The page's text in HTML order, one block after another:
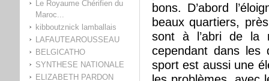
Le Royaume Chérifien du
Maroc...
kibboutznick lamballais
LAFAUTEAROUSSEAU
BELGICATHO
SYNTHESE NATIONALE
ELIZABETH PARDON
bons. D’abord
beaux quartiers,
sont à l’abri de la
cependant dans les
sport est aussi une